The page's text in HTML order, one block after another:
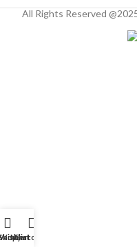
All Rights Reserved
Cart
My account